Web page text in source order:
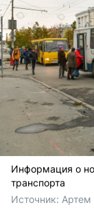
Информация о
транспорта
Источник: Артем